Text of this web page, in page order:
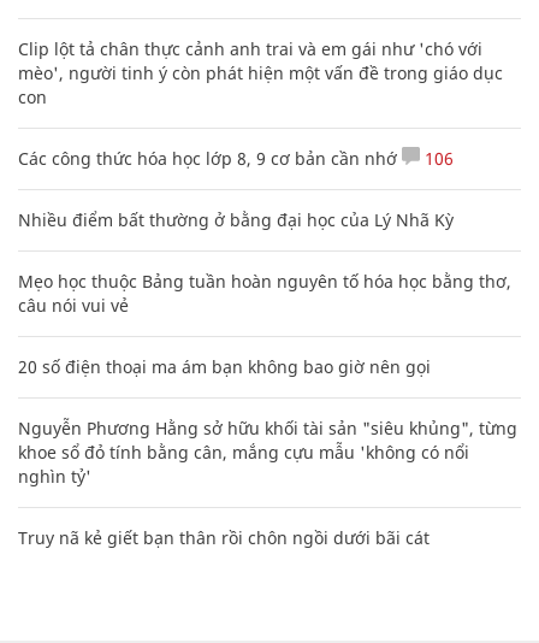
Clip lột tả chân thực cảnh anh trai và em gái như 'chó với
mèo', người tinh ý còn phát hiện một vấn đề trong giáo dục
con
Các công thức hóa học lớp 8, 9 cơ bản cần nhớ 106
Nhiều điểm bất thường ở bằng đại học của Lý Nhã Kỳ
Mẹo học thuộc Bảng tuần hoàn nguyên tố hóa học bằng thơ,
câu nói vui vẻ
20 số điện thoại ma ám bạn không bao giờ nên gọi
Nguyễn Phương Hằng sở hữu khối tài sản "siêu khủng", từng
khoe sổ đỏ tính bằng cân, mắng cựu mẫu 'không có nổi
nghìn tỷ'
Truy nã kẻ giết bạn thân rồi chôn ngồi dưới bãi cát